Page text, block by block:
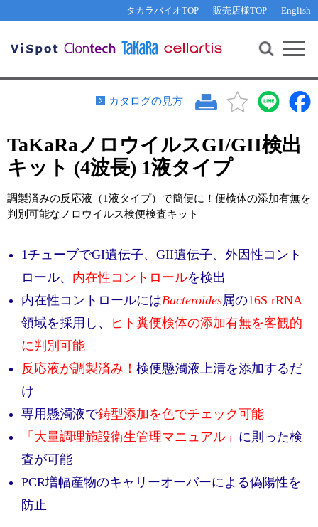
タカラバイオTOP 販売店様TOP English
機能解析・サイレンシング
PCR・等温増幅
リアルタイムPCR（qPCR）
装置・ソフトウェア
その他 ライセンスに関するご相談
遺伝子組換え生物該当製品
研究支援ツール
Cut-Site Navigator 制限酵素切断サイトの検索
In-Fusion Cloning プライマー設計
抗体検索サイト
リアルタイムPCR（インターカレーター法）
リアルタイムPCR （プローブ法）
機器ソフトウェア・ベクター配列ダウンロード
ラーニングセンター
実験ガイド
リアルタイムPCR実験ガイド
NGSポータルサイト
幹細胞・再生医療研究ガイド
クローニング実験ガイド
細胞選択ガイド
お問い合わせ WEB会員登録
カタログの見方
TaKaRaノロウイルスGI/GII検出
キット (4波長) 1液タイプ
調製済みの反応液（1液タイプ）で簡便に！便検体の添加有無を
判別可能なノロウイルス検便検査キット
1チューブでGI遺伝子、GII遺伝子、外因性コント
ロール、 内在性コントロールを検出
内在性コントロールにはBacteroides属の16S rRNA
領域を採用し、
ヒト糞便検体の添加有無を客観的
に判別可能
反応液が調製済み！ 検便懸濁液上清を添加するだ
け
専用懸濁液で鋳型添加を色でチェック可能
「大量調理施設衛生管理マニュアル」 に則った検
査が可能
PCR増幅産物のキャリーオーバーによる偽陽性を
防止